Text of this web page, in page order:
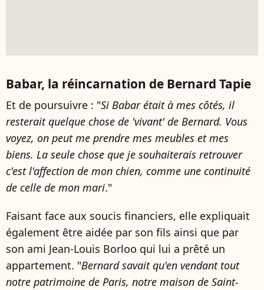
Babar, la réincarnation de Bernard Tapie
Et de poursuivre : "Si Babar était à mes côtés, il
resterait quelque chose de 'vivant' de Bernard. Vous
voyez, on peut me prendre mes meubles et mes
biens. La seule chose que je souhaiterais retrouver
c'est l'affection de mon chien, comme une continuité
de celle de mon mari."
Faisant face aux soucis financiers, elle expliquait
également être aidée par son fils ainsi que par
son ami Jean-Louis Borloo qui lui a prêté un
appartement. "Bernard savait qu'en vendant tout
notre patrimoine de Paris, notre maison de Saint-